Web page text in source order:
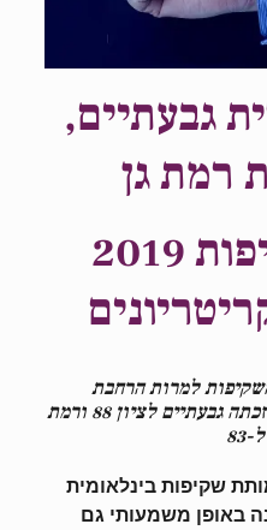
לעירית גבעתיים,
רמת גן
במדד השקיפות 2019
למרות הרחבת
רמת
83
עמותת שקיפות בינלאומית
באופן משמעותי גם